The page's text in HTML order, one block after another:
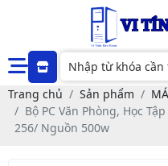
Trang chủ Sản phẩm
Bộ PC Văn Phòng, Học
256/ Nguồn 500w